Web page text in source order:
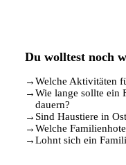
Du wolltest noch
→Welche Aktivitäten
→Wie lange sollte ein
dauern?
→ Sind Haustiere in
→Welche
→Lohnt sich ein